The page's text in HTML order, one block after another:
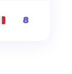
8